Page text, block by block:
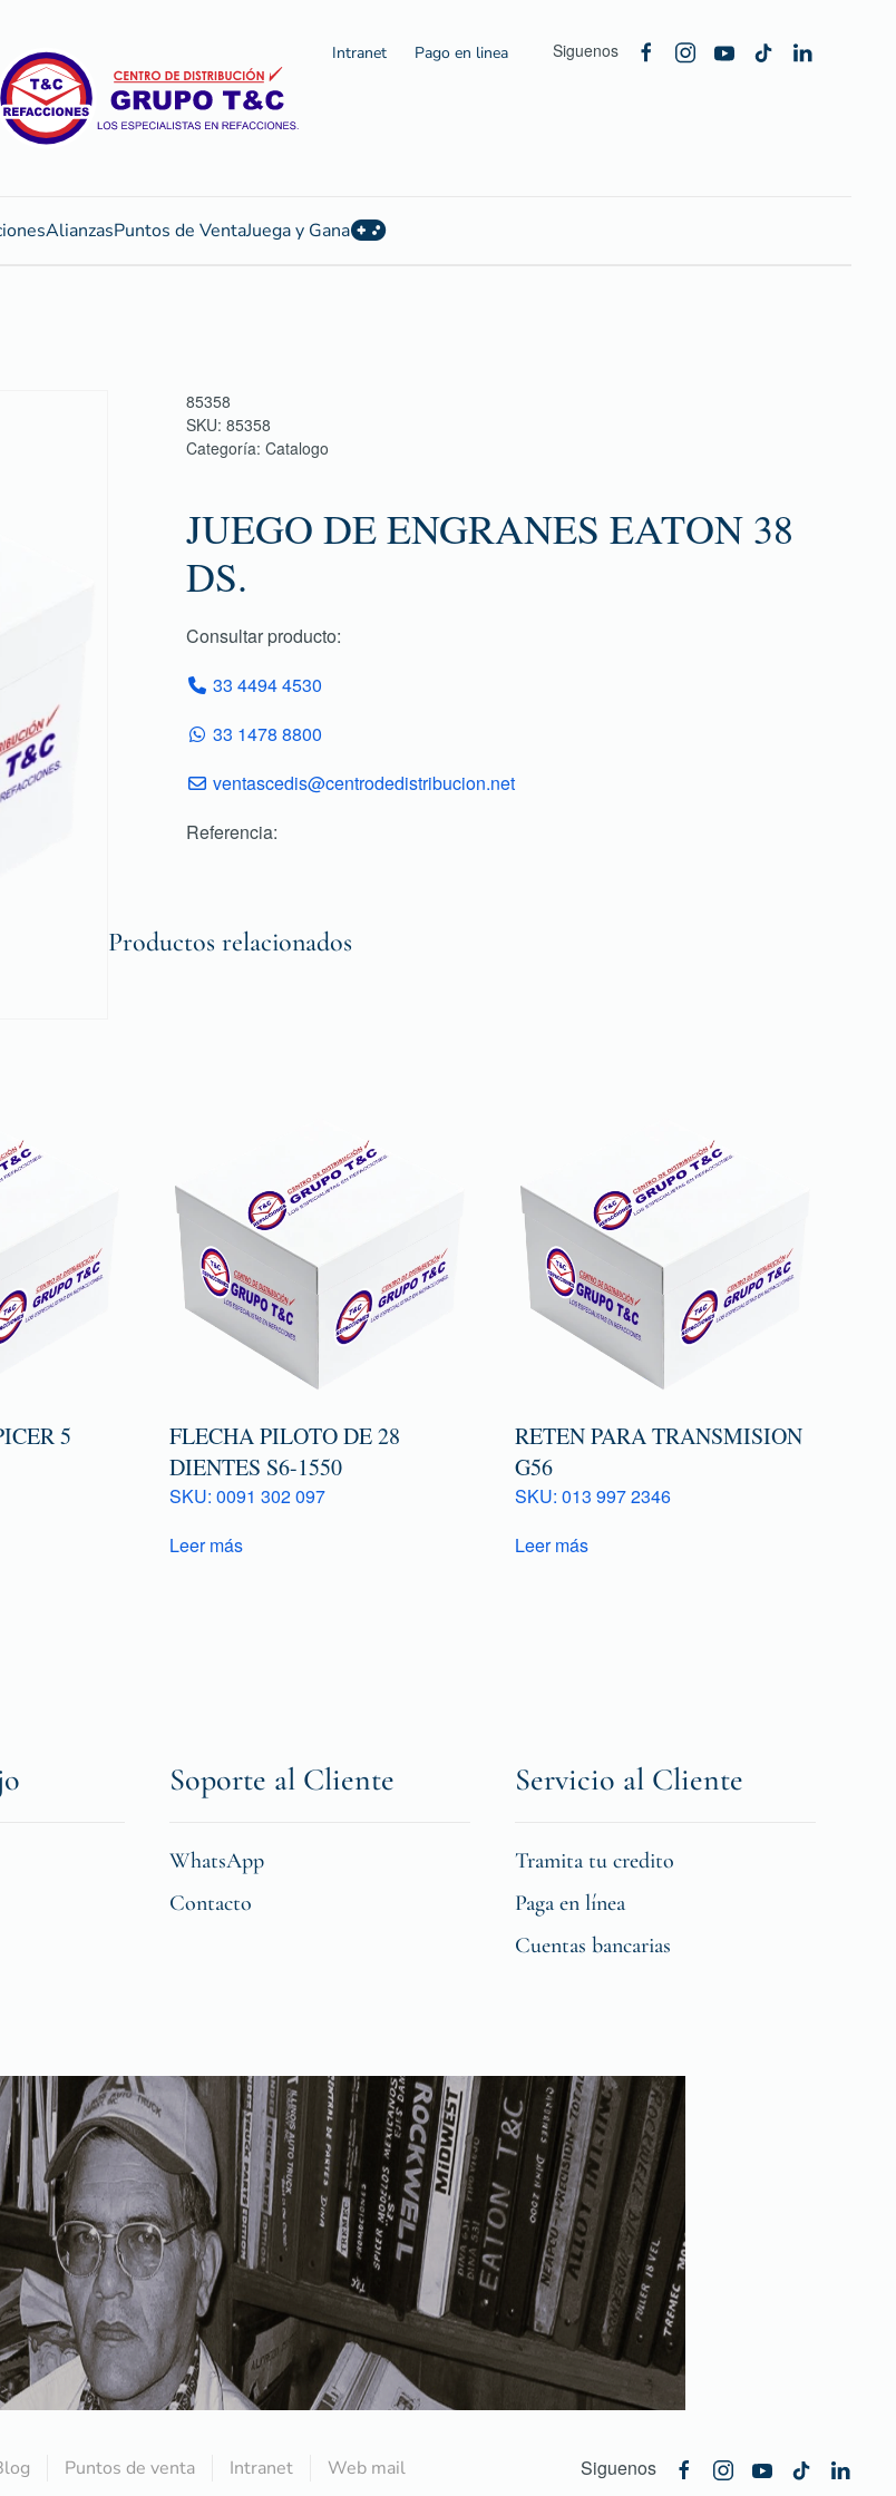
Intranet Pago en linea Siguenos
AlianzasPuntos de VentaJuega y Gana
85358
SKU: 85358
Categoría: Catalogo
JUEGO DE ENGRANES EATON 38
DS.
Consultar producto:
33 4494 4530
33 1478 8800
ventascedis@centrodedistribucion.net
Referencia:
Productos relacionados
5
FLECHA PILOTO DE 28
DIENTES S6-1550
SKU: 0091 302 097
Leer más
RETEN PARA TRANSMISION
G56
SKU: 013 997 2346
Leer más
Soporte al Cliente
WhatsApp
Contacto
Servicio al Cliente
Tramita tu credito
Paga en línea
Cuentas bancarias
Puntos de venta Intranet Web mail Siguenos